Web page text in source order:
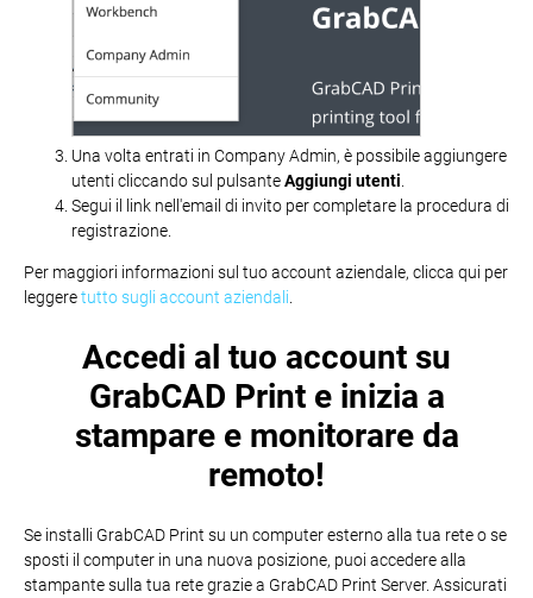
Una volta entrati in Company Admin, è possibile aggiungere
utenti cliccando sul pulsanteAggiungi utenti
Segui il link nell'email di invito per completare la procedura di
registrazione.
Per maggiori informazioni sul tuo account aziendale, clicca qui per
leggeretutto sugli account aziendali
Accedi al tuo account su
GrabCAD Print e inizia a
stampare e monitorare da
remoto!
Se installi GrabCAD Print su un computer esterno alla tua rete o se
sposti il computer in una nuova posizione, puoi accedere alla
stampante sulla tua rete grazie a GrabCAD Print Server. Assicurati